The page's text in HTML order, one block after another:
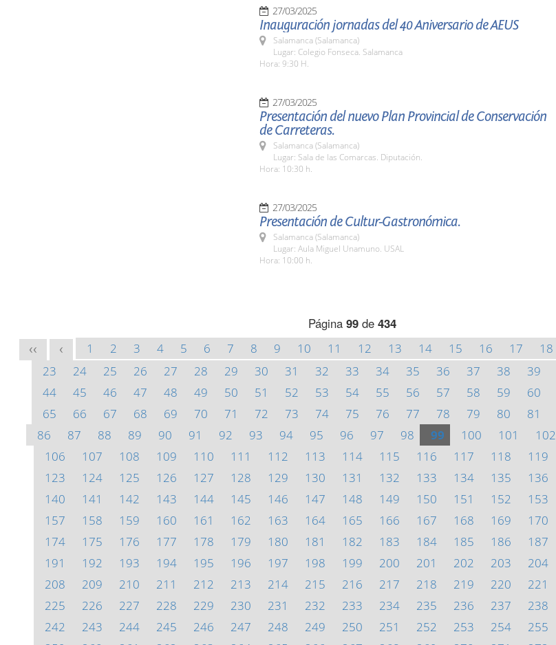
27/03/2025
Inauguración jornadas del 40 Aniversario de AEUS
Salamanca (Salamanca)
Lugar: Colegio Fonseca. Salamanca
Hora: 9:30 H.
27/03/2025
Presentación del nuevo Plan Provincial de Conservación
de Carreteras.
Salamanca (Salamanca)
Lugar: Sala de las Comarcas. Diputación.
Hora: 10:30 h.
27/03/2025
Presentación de Cultur-Gastronómica.
Salamanca (Salamanca)
Lugar: Aula Miguel Unamuno. USAL
Hora: 10:00 h.
Página 99 de 434
<< < 1 2 3 4 5 6 7 8 9 10 11 12 13 14 15 16 17 18
23
24 25 26 27 28 29 30 31 32 33 34 35 36 37 38 39
44
45 46 47 48 49 50 51 52 53 54 55 56 57 58 59 60
65
66 67 68 69 70 71 72 73 74 75 76 77 78 79 80 81
86
87 88 89 90 91 92 93 94 95 96 97 98 99 100 101 102
106
107 108 109 110 111 112 113 114 115 116 117 118 119
123
124 125 126 127 128 129 130 131 132 133 134 135 136
140
141 142 143 144 145 146 147 148 149 150 151 152 153
157
158 159 160 161 162 163 164 165 166 167 168 169 170
174
175 176 177 178 179 180 181 182 183 184 185 186 187
191
192 193 194 195 196 197 198 199 200 201 202 203 204
208
209 210 211 212 213 214 215 216 217 218 219 220 221
225
226 227 228 229 230 231 232 233 234 235 236 237 238
242
243 244 245 246 247 248 249 250 251 252 253 254 255